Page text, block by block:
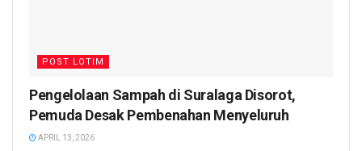
POST LOTIM
Pengelolaan Sampah di Suralaga Disorot,
Pemuda Desak Pembenahan Menyeluruh
APRIL 13, 2026